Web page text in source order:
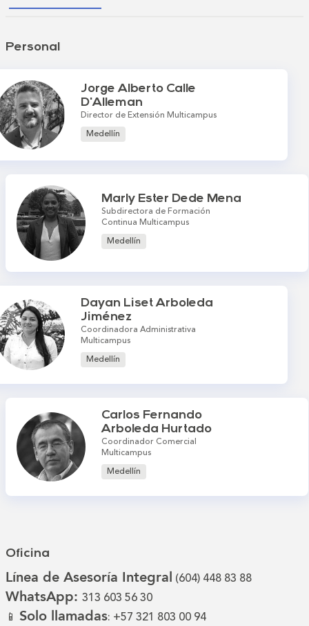
Personal
Jorge Alberto Calle
D'Alleman
Director de Extensión Multicampus
Medellín
Marly Ester Dede Mena
Subdirectora de Formación
Continua Multicampus
Medellín
Dayan Liset Arboleda
Jiménez
Coordinadora Administrativa
Multicampus
Medellín
Carlos Fernando
Arboleda Hurtado
Coordinador Comercial
Multicampus
Medellín
Oficina
Línea de Asesoría Integral (604) 448 83 88
WhatsApp: 313 603 56 30
📱 Solo llamadas: +57 321 803 00 94